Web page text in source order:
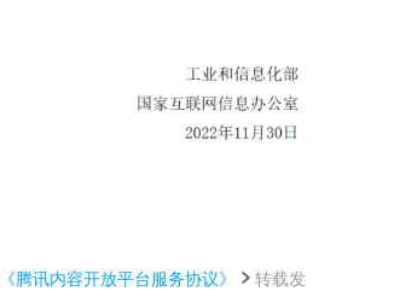
《腾讯内容开放平台服务协议》
转载发